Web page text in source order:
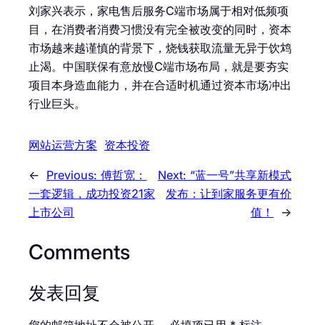
刘家兴表示，家电售后服务C端市场属于相对低频项
目，在消费者消费习惯没有完全被改变的同时，资本
市场越来越谨慎的背景下，烧钱获取流量无异于饮鸩
止渴。中国联保有意放慢C端市场布局，就是要夯实
项目本身造血能力，并在合适时机通过资本市场冲出
行业巨头。
网站运营方案 资本投资
← Previous: 傅哲宽：
一套逻辑，成功投资21家
上市公司
Next: “蓝一号”共享新模式
发布：让到家服务更有价
值！
→
Comments
发表回复